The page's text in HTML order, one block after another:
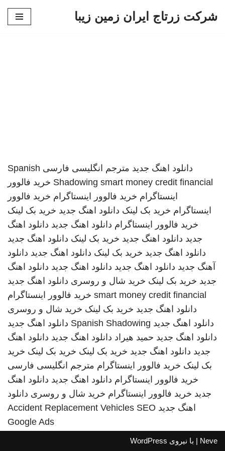
شرکت زرتاج ایران زمین زیبا
دانلود اهنگ جدید مترجم انگلیسی فارسی Spanish
Shadowing smart money credit financial
خرید فالوور
اینستاگرام خرید فالوور اینستاگرام خرید فالوور
اینستاگرام خرید بک لینک دانلود اهنگ جدید خرید بک لینک
خرید فالوور اینستاگرام دانلود اهنگ جدید دانلود اهنگ
جدید دانلود اهنگ جدید خرید بک لینک دانلود اهنگ جدید
دانلود اهنگ جدید خرید بک لینک دانلود اهنگ جدید دانلود
آهنگ جدید دانلود اهنگ جدید دانلود اهنگ جدید دانلود اهنگ
جدید خرید بک لینک خرید شال و روسری دانلود اهنگ جدید
smart money credit financial خرید فالوور اینستاگرام
دانلود اهنگ جدید خرید بک لینک خرید شال و روسری
دانلود اهنگ جدید Spanish Shadowing دانلود اهنگ جدید
دانلود اهنگ جدید حمید هیراد دانلود اهنگ جدید دانلود اهنگ
جدید دانلود اهنگ جدید خرید بک لینک خرید بک لینک خرید
بک لینک خرید فالوور اینستاگرام مترجم انگلیسی فارسی
خرید فالوور اینستاگرام دانلود اهنگ جدید دانلود اهنگ
جدید خرید فالوور اینستاگرام خرید شال و روسری دانلود
اهنگ جدید
Accident Replacement Vehicles SEO
Google Ads
Neve | با نیروی WordPress